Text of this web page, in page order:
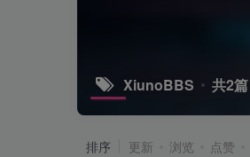
XiunoBBS 共2篇
排序 更新 浏览 点赞